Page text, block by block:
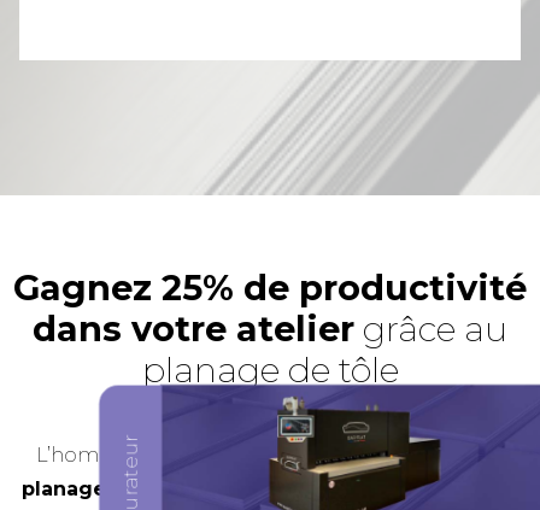
Gagnez 25% de productivité
dans votre atelier grâce au
planage de tôle
L’homogénéité des résultats obtenue grâce au
planage de tôle
se traduit par une augmentation
Configurez votre